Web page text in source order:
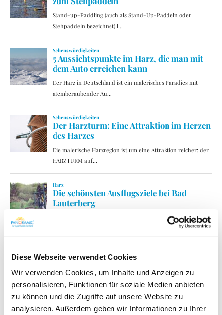
Diese Webseite verwendet Cookies
Wir verwenden Cookies, um Inhalte und Anzeigen zu
personalisieren, Funktionen für soziale Medien anbieten
zu können und die Zugriffe auf unsere Website zu
analysieren. Außerdem geben wir Informationen zu Ihrer